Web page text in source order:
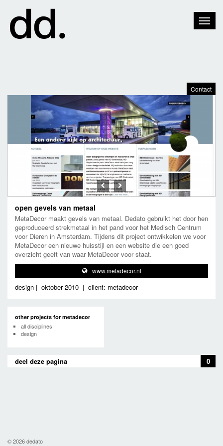
Contact
Toggle
Previous
Next
open gevels van metaal
MetaDecor maakt gevels van metaal. Dedato gebruikt het door hen
geproduceerd strekmetaal in het pand voor het Medisch Centrum
voor Dieren in Amsterdam. Tijdens dit project ontwikkelen we voor
MetaDecor een nieuwe huisstijl en een website die een goed
overzicht geeft van waar MetaDecor voor staat.
www.metadecor.nl
design | oktober 2010 | client: metadecor
other projects for metadecor
all disciplines
design
deel deze pagina 0
© 2026 dedato